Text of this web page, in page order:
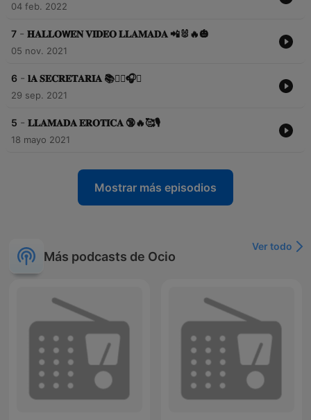
04 feb. 2022
7 - 𝐇𝐀𝐋𝐋𝐎𝗪𝐄𝐍 𝐕𝐈𝐃𝐄𝐎 𝐋𝐋𝐀𝐌𝐀𝐃𝐀 📲🐰🔥🎃
05 nov. 2021
6 - 𝐥𝐀 𝐒𝐄𝐂𝐑𝐄𝐓𝐀𝐑𝐈𝐀 📚❤️‍🔥🎧🔞
29 sep. 2021
5 - 𝐋𝐋𝐀𝐌𝐀𝐃𝐀 𝐄𝐑𝐎𝐓𝐈𝐂𝐀 🔞🔥🥰🎙
18 mayo 2021
Mostrar más episodios
Más podcasts de Ocio
Ver todo